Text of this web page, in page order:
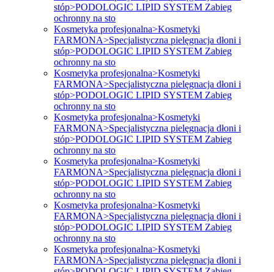
stóp>PODOLOGIC LIPID SYSTEM Zabieg
ochronny na sto
Kosmetyka profesjonalna>Kosmetyki
FARMONA>Specjalistyczna pielęgnacja dłoni i
stóp>PODOLOGIC LIPID SYSTEM Zabieg
ochronny na sto
Kosmetyka profesjonalna>Kosmetyki
FARMONA>Specjalistyczna pielęgnacja dłoni i
stóp>PODOLOGIC LIPID SYSTEM Zabieg
ochronny na sto
Kosmetyka profesjonalna>Kosmetyki
FARMONA>Specjalistyczna pielęgnacja dłoni i
stóp>PODOLOGIC LIPID SYSTEM Zabieg
ochronny na sto
Kosmetyka profesjonalna>Kosmetyki
FARMONA>Specjalistyczna pielęgnacja dłoni i
stóp>PODOLOGIC LIPID SYSTEM Zabieg
ochronny na sto
Kosmetyka profesjonalna>Kosmetyki
FARMONA>Specjalistyczna pielęgnacja dłoni i
stóp>PODOLOGIC LIPID SYSTEM Zabieg
ochronny na sto
Kosmetyka profesjonalna>Kosmetyki
FARMONA>Specjalistyczna pielęgnacja dłoni i